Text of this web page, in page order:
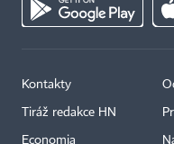
Kontakty
Tiráž redakce HN
Economia